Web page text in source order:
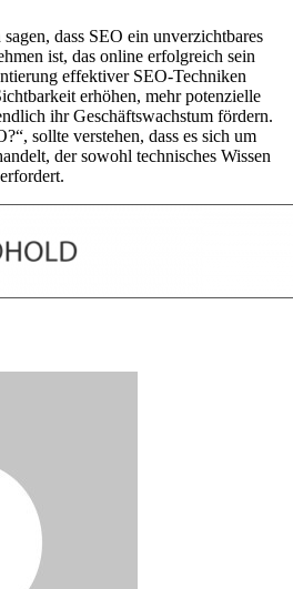
dass SEO ein unverzichtbares
ist, das online erfolgreich sein
effektiver SEO-Techniken
erhöhen, mehr potenzielle
ihr Geschäftswachstum fördern.
sollte verstehen, dass es sich um
der sowohl technisches Wissen